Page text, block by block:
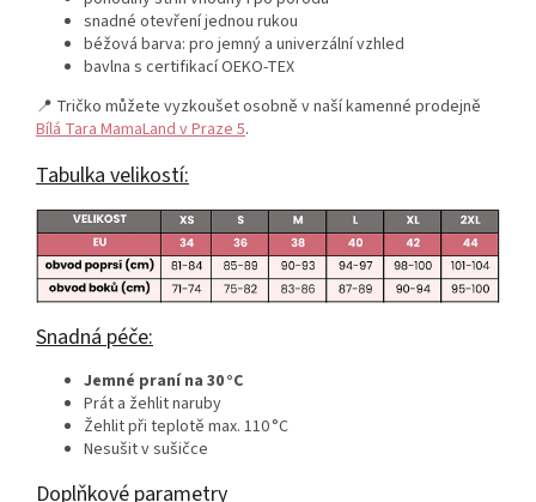
snadné otevření jednou rukou
béžová barva: pro jemný a univerzální vzhled
bavlna s certifikací OEKO‑TEX
📍 Tričko můžete vyzkoušet osobně v naší kamenné prodejně
Bílá Tara MamaLand v Praze 5.
Tabulka velikostí:
Snadná péče:
Jemné praní na 30 °C
Prát a žehlit naruby
Žehlit při teplotě max. 110 °C
Nesušit v sušičce
Doplňkové parametry